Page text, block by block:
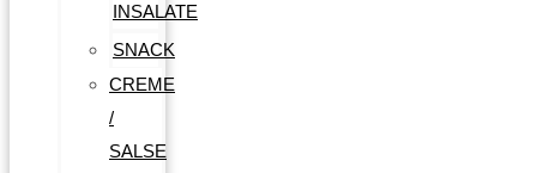
INSALATE
SNACK
CREME
/
SALSE